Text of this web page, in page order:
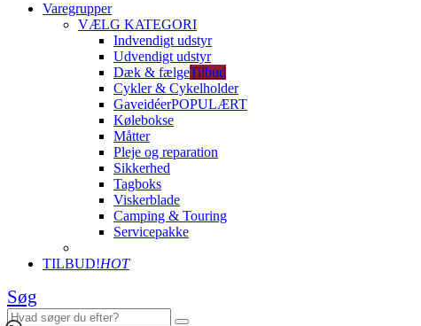
Varegrupper
VÆLG KATEGORI
Indvendigt udstyr
Udvendigt udstyr
Dæk & fælgeTilbud
Cykler & Cykelholder
GaveidéerPOPULÆRT
Kølebokse
Måtter
Pleje og reparation
Sikkerhed
Tagboks
Viskerblade
Camping & Touring
Servicepakke
TILBUD!HOT
Søg